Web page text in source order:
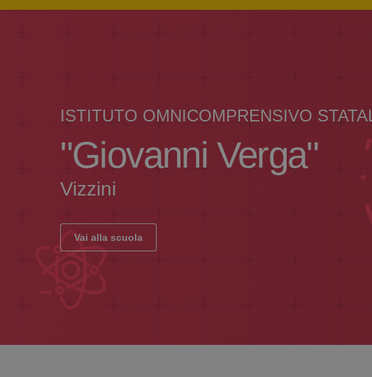
ISTITUTO OMNICOMPRENSIVO
"Giovanni Verga"
Vizzini
Vai alla scuola